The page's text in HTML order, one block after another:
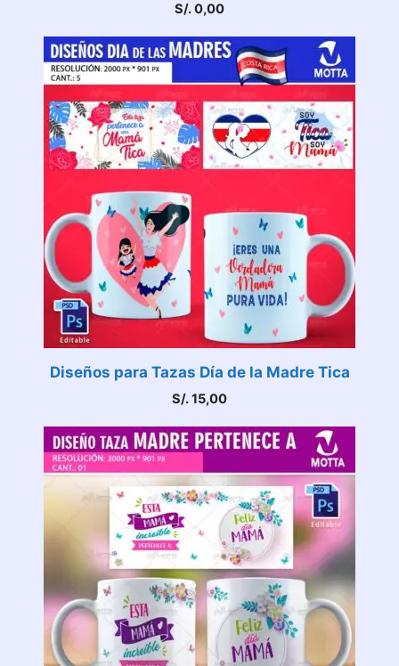
S/.0,00
Diseños para Tazas Día de la Madre Tica
S/.15,00